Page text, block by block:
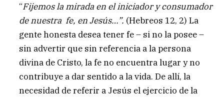
“Fijemos la mirada en el iniciador y consumador
de nuestra fe, en Jesús…”. (Hebreos 12, 2) La
gente honesta desea tener fe – si no la posee –
sin advertir que sin referencia a la persona
divina de Cristo, la fe no encuentra lugar y no
contribuye a dar sentido a la vida. De allí, la
necesidad de referir a Jesús el ejercicio de la